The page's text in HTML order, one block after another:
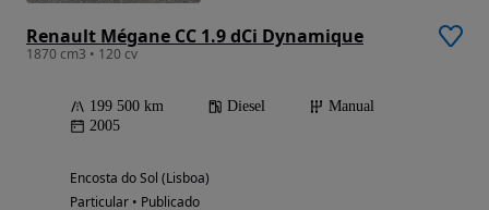
Renault Mégane CC 1.9 dCi Dynamique
1870 cm3 • 120 cv
199 500 km Diesel
Manual
2005
Encosta do Sol (Lisboa)
Particular • Publicado